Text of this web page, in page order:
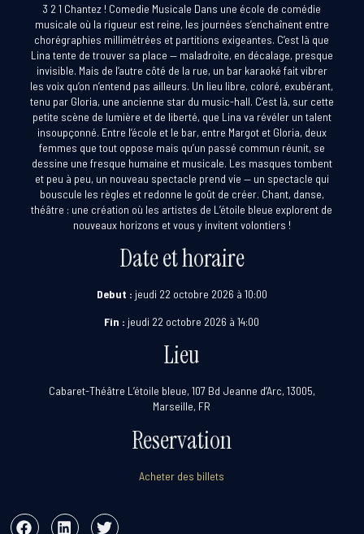
3 2 1 Chantez ! Comedie Musicale Dans une école de comédie
musicale où la rigueur est reine, les journées s’enchaînent entre
chorégraphies millimétrées et partitions exigeantes. C’est là que
Lina tente de trouver sa place — maladroite, en décalage, presque
invisible. Mais de l’autre côté de la rue, un bar karaoké fait vibrer
les voix qu’on n’entend pas ailleurs. Un lieu libre, coloré, exubérant,
tenu par Gloria, une ancienne star du music-hall. C’est là, sur cette
petite scène de lumière et de liberté, que Lina va révéler un talent
insoupçonné. Entre l’école et le bar, entre Margot et Gloria, deux
femmes que tout oppose mais qu’un passé commun réunit, se
dessine une fresque humaine et musicale. Les masques tombent
et peu à peu, un nouveau spectacle prend vie — un spectacle qui
bouscule les règles et redonne le goût de créer. Chant, danse,
théâtre : une création où les artistes de L’étoile bleue explorent de
nouveaux horizons et vous y invitent volontiers !
Date et horaire
Debut : jeudi 22 octobre 2026 à 10:00
Fin : jeudi 22 octobre 2026 à 14:00
Lieu
Cabaret-Théâtre L’étoile bleue, 107 Bd Jeanne d’Arc, 13005,
Marseille, FR
Reservation
Acheter des billets